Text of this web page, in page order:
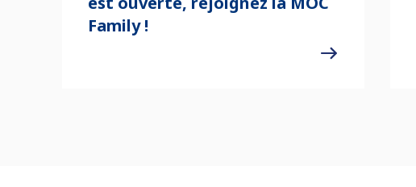
Family !